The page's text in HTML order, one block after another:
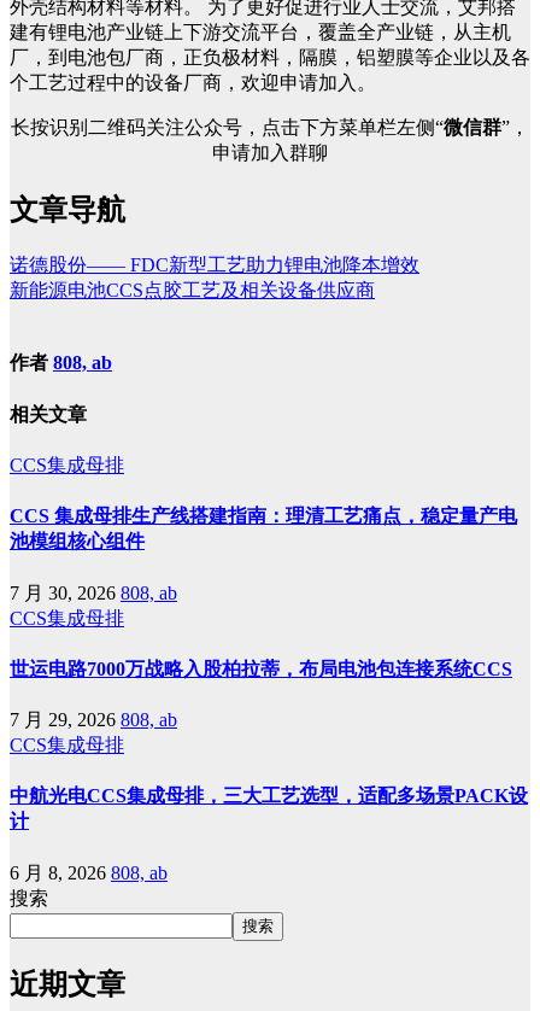
外壳结构材料等材料。 为了更好促进行业人士交流，艾邦搭
建有锂电池产业链上下游交流平台，覆盖全产业链，从主机
厂，到电池包厂商，正负极材料，隔膜，铝塑膜等企业以及各
个工艺过程中的设备厂商，欢迎申请加入。
长按识别二维码关注公众号，点击下方菜单栏左侧“微信群”，
申请加入群聊
文章导航
诺德股份—— FDC新型工艺助力锂电池降本增效
新能源电池CCS点胶工艺及相关设备供应商
作者 808, ab
相关文章
CCS集成母排
CCS 集成母排生产线搭建指南：理清工艺痛点，稳定量产电
池模组核心组件
7 月 30, 2026 808, ab
CCS集成母排
世运电路7000万战略入股柏拉蒂，布局电池包连接系统CCS
7 月 29, 2026 808, ab
CCS集成母排
中航光电CCS集成母排，三大工艺选型，适配多场景PACK设
计
6 月 8, 2026 808, ab
搜索
搜索
近期文章